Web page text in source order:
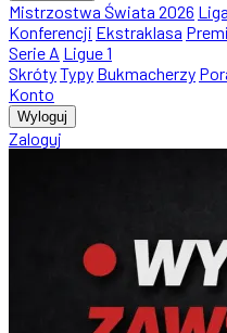
Mistrzostwa Świata 2026
Konferencji Ekstraklasa
Serie A Ligue 1
SkrótyTypy Bukmacherzy
Konto
Wyloguj
Zaloguj